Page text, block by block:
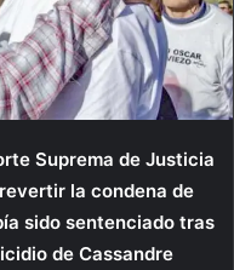
Suprema de Justicia
la condena de
sido sentenciado tras
de Cassandre